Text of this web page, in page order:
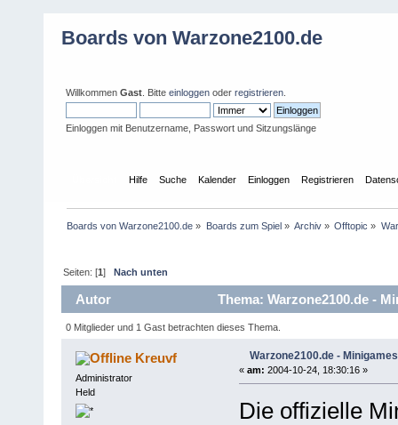
Boards von Warzone2100.de
Willkommen Gast . Bitte einloggen oder registrieren
Einloggen mit Benutzername, Passwort und Sitzungslänge
Hilfe Suche Kalender Einloggen Registrieren
Boards von Warzone2100.de » Boards zum Spiel» Archiv» Offtopic »
Seiten: [1]Nach unten
Autor Thema: Warzone2100.de -
0 Mitglieder und 1 Gast betrachten dieses Thema.
Kreuvf
Administrator
Held
Warzone2100.de -
« am: 2004-10-24, 18:30:16 »
Die offizielle